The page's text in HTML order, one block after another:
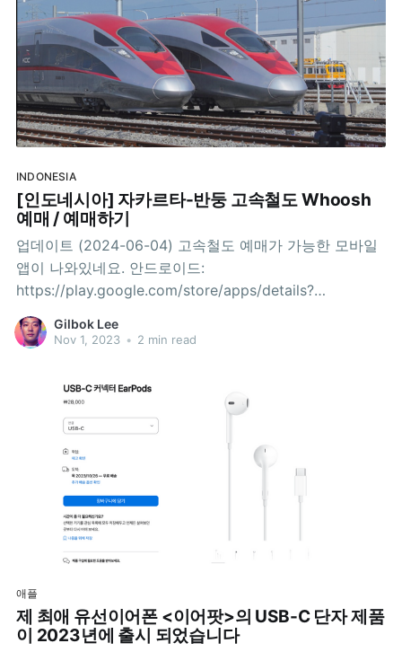
INDONESIA
[인도네시아] 자카르타-반둥 고속철도 Whoosh
예매 / 예매하기
업데이트 (2024-06-04) 고속철도 예매가 가능한 모바일
앱이 나와있네요. 안드로이드:
https://play.google.com/store/apps/details?
id=com.cars.jbrticket&hl=id&pli=1애플:
https://apps.apple.com/id/app/whoosh-kereta-
재는 임시 운영 기간이라 Karawang에서는 정차를 하지
않는 것 같습니다. 승차도
Gilbok Lee
Nov 1, 2023 • 2 min read
애플
제 최애 유선이어폰 <이어팟>의 USB-C 단자 제품
이 2023년에 출시 되었습니다